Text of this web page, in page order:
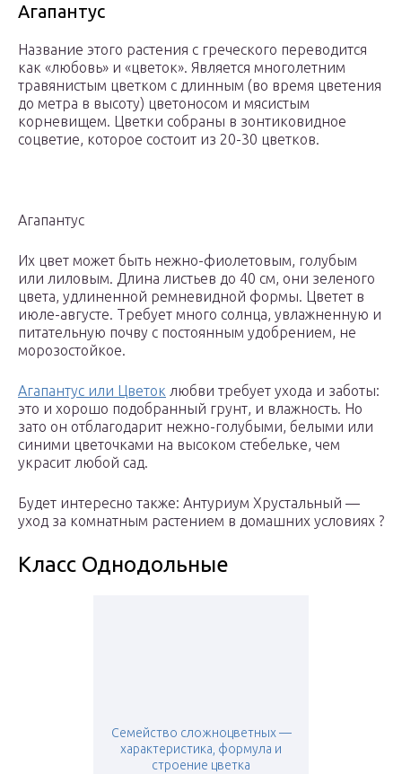
Агапантус
Название этого растения с греческого переводится
как «любовь» и «цветок». Является многолетним
травянистым цветком с длинным (во время цветения
до метра в высоту) цветоносом и мясистым
корневищем. Цветки собраны в зонтиковидное
соцветие, которое состоит из 20-30 цветков.
Агапантус
Их цвет может быть нежно-фиолетовым, голубым
или лиловым. Длина листьев до 40 см, они зеленого
цвета, удлиненной ремневидной формы. Цветет в
июле-августе. Требует много солнца, увлажненную и
питательную почву с постоянным удобрением, не
морозостойкое.
Агапантус или Цветок любви требует ухода и заботы:
это и хорошо подобранный грунт, и влажность. Но
зато он отблагодарит нежно-голубыми, белыми или
синими цветочками на высоком стебельке, чем
украсит любой сад.
Будет интересно также: Антуриум Хрустальный —
уход за комнатным растением в домашних условиях ?
Класс Однодольные
Семейство сложноцветных —
характеристика, формула и
строение цветка